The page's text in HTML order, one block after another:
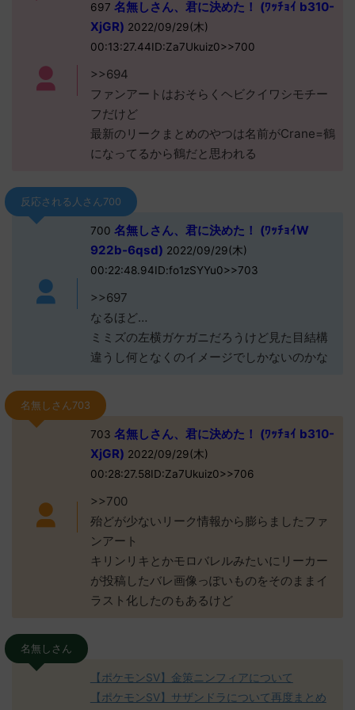
697 名無しさん、君に決めた！ (ﾜｯﾁｮｲ b310-
XjGR) 2022/09/29(木)
00:13:27.44ID:Za7Ukuiz0>>700
>>694
ファンアートはおそらくヘビクイワシモチー
フだけど
最新のリークまとめのやつは名前がCrane=鶴
になってるから鶴だと思われる
反応される人さん700
700 名無しさん、君に決めた！ (ﾜｯﾁｮｲW
922b-6qsd) 2022/09/29(木)
00:22:48.94ID:fo1zSYYu0>>703
>>697
なるほど…
ミミズの左横ガケガニだろうけど見た目結構
違うし何となくのイメージでしかないのかな
名無しさん703
703 名無しさん、君に決めた！ (ﾜｯﾁｮｲ b310-
XjGR) 2022/09/29(木)
00:28:27.58ID:Za7Ukuiz0>>706
>>700
殆どが少ないリーク情報から膨らましたファ
ンアート
キリンリキとかモロバレルみたいにリーカー
が投稿したバレ画像っぽいものをそのままイ
ラスト化したのもあるけど
名無しさん
【ポケモンSV】金策ニンフィアについて
【ポケモンSV】サザンドラについて再度まとめ